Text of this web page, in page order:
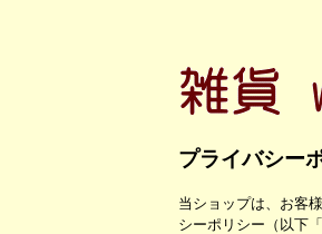
プライバシー
当ショップは、お客
シーポリシー（以下